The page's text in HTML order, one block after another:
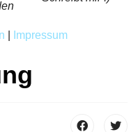
Impressum